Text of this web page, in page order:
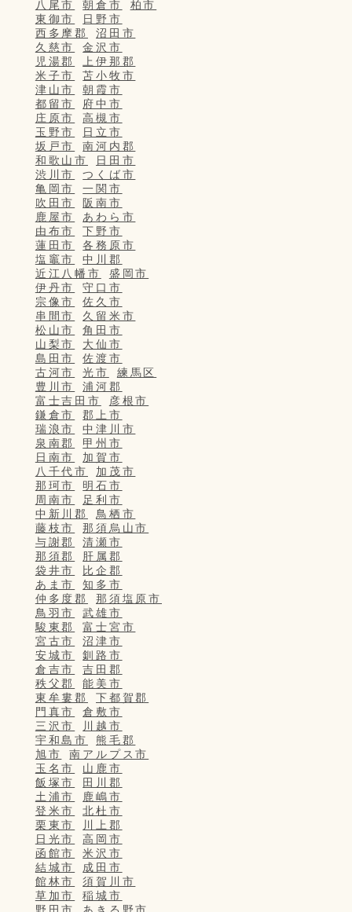
八尾市
朝倉市
柏市
東御市
日野市
西多摩郡
沼田市
久慈市
金沢市
児湯郡
上伊那郡
米子市
苫小牧市
津山市
朝霞市
都留市
府中市
庄原市
高槻市
玉野市
日立市
坂戸市
南河内郡
和歌山市
日田市
渋川市
つくば市
亀岡市
一関市
吹田市
阪南市
鹿屋市
あわら市
由布市
下野市
蓮田市
各務原市
塩竈市
中川郡
近江八幡市
盛岡市
伊丹市
守口市
宗像市
佐久市
串間市
久留米市
松山市
角田市
山梨市
大仙市
島田市
佐渡市
古河市
光市
練馬区
豊川市
浦河郡
富士吉田市
彦根市
鎌倉市
郡上市
瑞浪市
中津川市
泉南郡
甲州市
日南市
加賀市
八千代市
加茂市
那珂市
明石市
周南市
足利市
中新川郡
鳥栖市
藤枝市
那須烏山市
与謝郡
清瀬市
那須郡
肝属郡
袋井市
比企郡
あま市
知多市
仲多度郡
那須塩原市
鳥羽市
武雄市
駿東郡
富士宮市
宮古市
沼津市
安城市
釧路市
倉吉市
吉田郡
秩父郡
能美市
東牟婁郡
下都賀郡
門真市
倉敷市
三沢市
川越市
宇和島市
熊毛郡
旭市
南アルプス市
玉名市
山鹿市
飯塚市
田川郡
土浦市
鹿嶋市
登米市
北杜市
栗東市
川上郡
日光市
高岡市
函館市
米沢市
結城市
成田市
館林市
須賀川市
草加市
稲城市